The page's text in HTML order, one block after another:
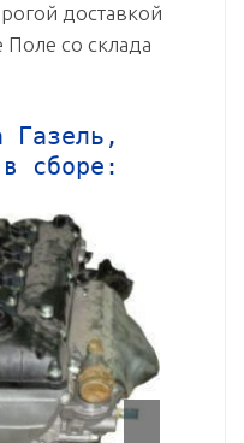
доставкой
со склада
Газель,
сборе: